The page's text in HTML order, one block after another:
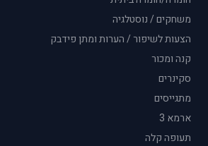
משחקים / נוסטלגיה
הצעות לשיפור / הערות ומתן פידבק
קנה ומכור
סקינרים
מתגייסים
ארמא 3
תעופה קלה